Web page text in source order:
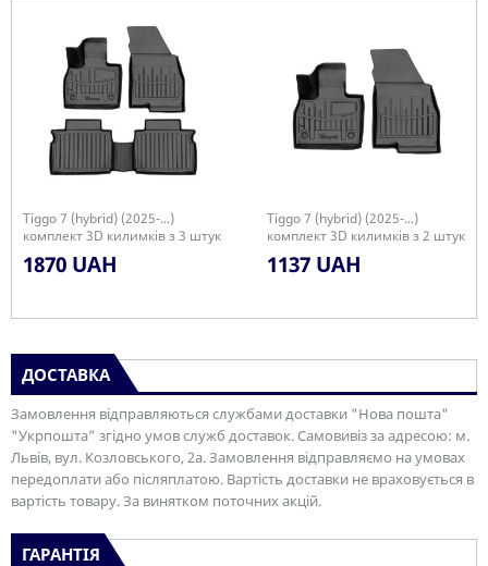
Tiggo 7 (hybrid) (2025-...)
комплект 3D килимків з 3 штук
1870 UAH
Tiggo 7 (hybrid) (2025-...)
комплект 3D килимків з 2 штук
1137 UAH
ДОСТАВКА
Замовлення відправляються службами доставки "Нова пошта"
"Укрпошта” згідно умов служб доставок. Самовивіз за адресою: м.
Львів, вул. Козловського, 2а. Замовлення відправляємо на умовах
передоплати або післяплатою. Вартість доставки не враховується в
вартість товару. За винятком поточних акцій.
ГАРАНТІЯ